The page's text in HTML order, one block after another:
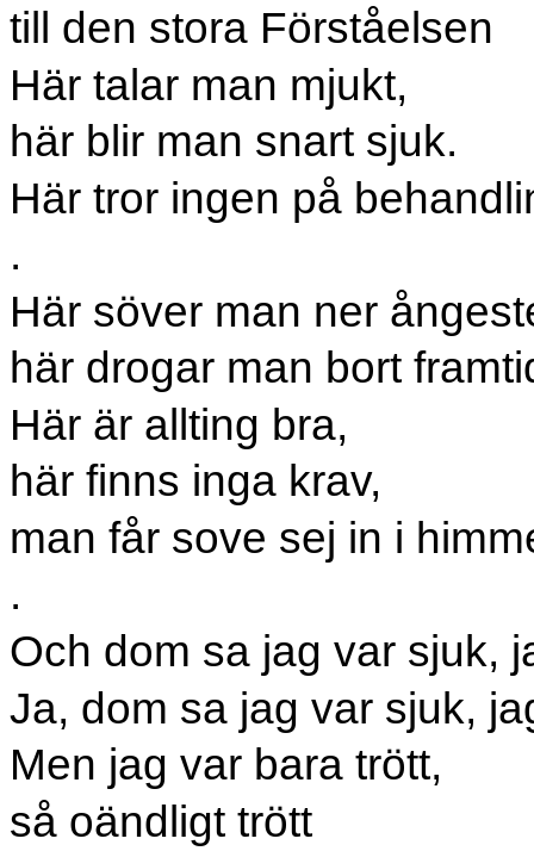
till den stora Förståelsen
Här talar man mjukt,
här blir man snart sjuk.
Här tror ingen på
.
Här söver man ner
här drogar man bort
Här är allting bra,
här finns inga krav,
man får sove sej in i
.
Och dom sa jag var sjuk,
Ja, dom sa jag var sjuk,
Men jag var bara trött,
så oändligt trött